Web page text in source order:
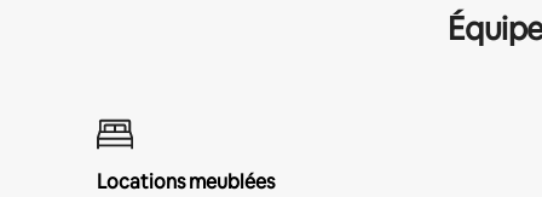
Locations meublées